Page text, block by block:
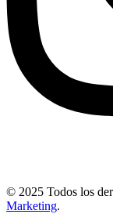
© 2025 Todos los
Marketing.